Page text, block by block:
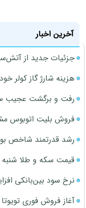
آخرین اخبار
جزئیات جدید از
هزینه شارژ گاز کولر خودرو به 5 میلیون
رفت و برگشت عجیب
فروش بلیت اتوبوس
رشد قدرتمند شاخص
قیمت سکه و طلا شنبه 17 مرداد 1405
نرخ سود بین‌بانکی
آغاز فروش فوری تویوتا راو 4 تک